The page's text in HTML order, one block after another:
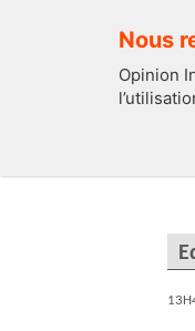
Nous
Opinion